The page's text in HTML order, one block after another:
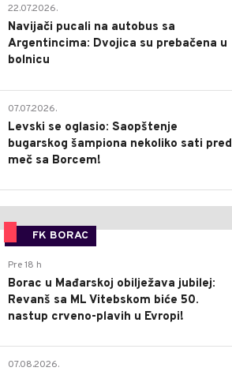
22.07.2026.
Navijači pucali na autobus sa
Argentincima: Dvojica su prebačena u
bolnicu
07.07.2026.
Levski se oglasio: Saopštenje
bugarskog šampiona nekoliko sati pred
meč sa Borcem!
FK BORAC
Pre 18 h
Borac u Mađarskoj obilježava jubilej:
Revanš sa ML Vitebskom biće 50.
nastup crveno-plavih u Evropi!
07.08.2026.